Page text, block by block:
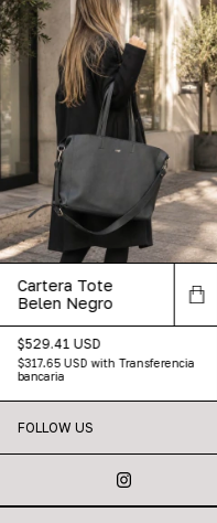
Cartera Tote
Belen Negro
$529.41 USD
$317.65 USDwith Transferencia
bancaria
FOLLOW US